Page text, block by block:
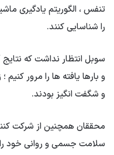
را شناسایی کنند.
سوبل انتظار نداشت که
و بارها یافته ها را مرور
و شگفت انگیز بودند.
محققان همچنین از شرکت
سلامت جسمی و روانی خود را